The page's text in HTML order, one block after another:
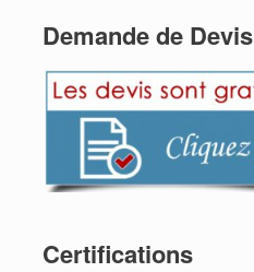
Demande de Devis
Certifications